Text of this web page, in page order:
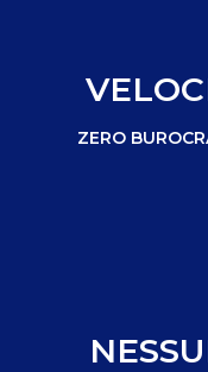
ZERO